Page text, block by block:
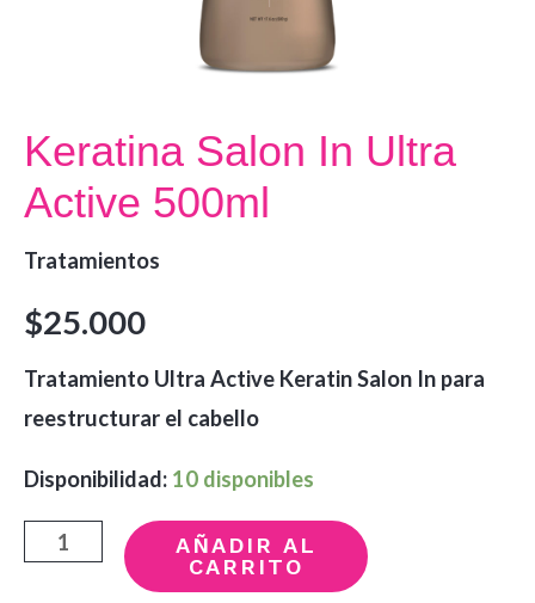
Keratina Salon In Ultra
Active 500ml
Tratamientos
$25.000
Tratamiento Ultra Active Keratin Salon In para
reestructurar el cabello
Disponibilidad: 10 disponibles
Keratina
AÑADIR AL
CARRITO